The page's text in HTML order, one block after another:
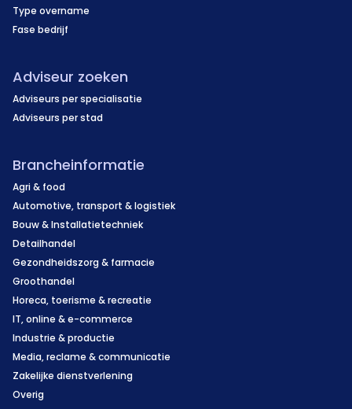
Type overname
Fase bedrijf
Adviseur zoeken
Adviseurs per specialisatie
Adviseurs per stad
Brancheinformatie
Agri & food
Automotive, transport & logistiek
Bouw & Installatietechniek
Detailhandel
Gezondheidszorg & farmacie
Groothandel
Horeca, toerisme & recreatie
IT, online & e-commerce
Industrie & productie
Media, reclame & communicatie
Zakelijke dienstverlening
Overig